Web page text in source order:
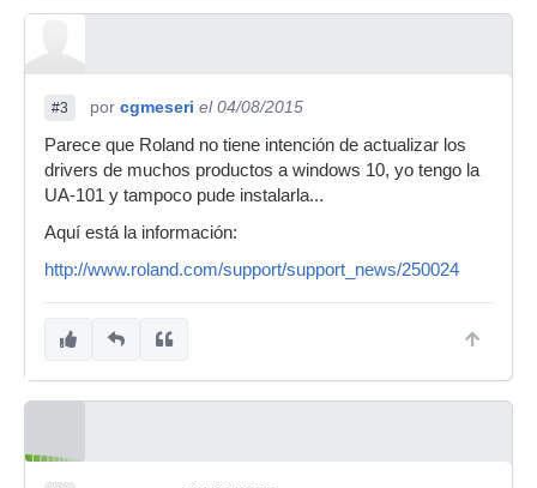
#3 por cgmeseri el 04/08/2015
Parece que Roland no tiene intención de actualizar los
drivers de muchos productos a windows 10, yo tengo la
UA-101 y tampoco pude instalarla...
Aquí está la información:
http://www.roland.com/support/support_news/250024